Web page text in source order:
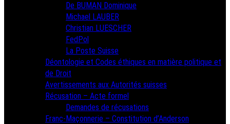
De BUMAN Dominique
Michael LAUBER
Christian LUESCHER
FedPol
La Poste Suisse
Déontologie et Codes éthiques en matière politique et
de Droit
Avertissements aux Autorités suisses
Récusation – Acte formel
Demandes de récusations
Franc-Maçonnerie – Constitution d’Anderson